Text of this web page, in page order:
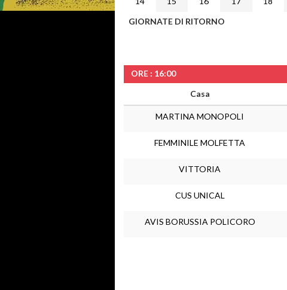
GIORNATE DI RITORNO
ORE : 16:00
Casa
MARTINA MONOPOLI
FEMMINILE MOLFETTA
VITTORIA
CUS UNICAL
AVIS BORUSSIA POLICORO